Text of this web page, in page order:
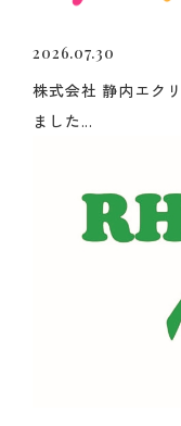
2026.07.30
株式会社 静内エク
ました...